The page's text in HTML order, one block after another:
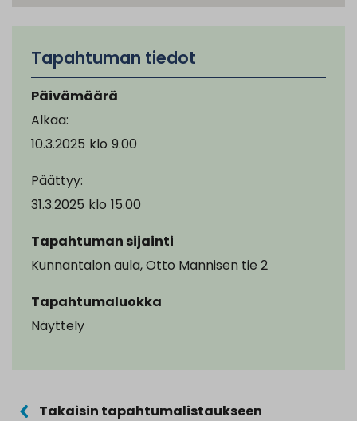
Tapahtuman tiedot
Päivämäärä
Alkaa:
10.3.2025 klo 9.00
Päättyy:
31.3.2025 klo 15.00
Tapahtuman sijainti
Kunnantalon aula, Otto Mannisen tie 2
Tapahtumaluokka
Näyttely
Takaisin tapahtumalistaukseen